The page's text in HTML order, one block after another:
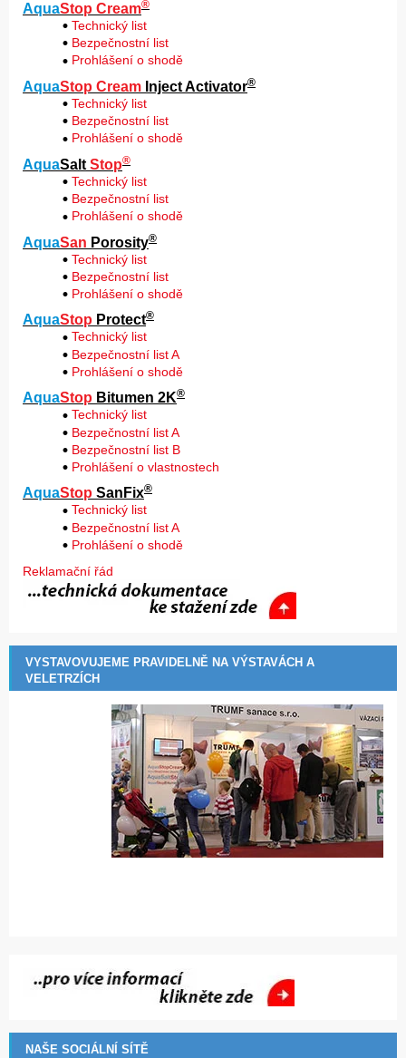
AquaStop Cream®
Technický list
Bezpečnostní list
Prohlášení o shodě
AquaStop Cream Inject Activator®
Technický list
Bezpečnostní list
Prohlášení o shodě
AquaSalt Stop®
Technický list
Bezpečnostní list
Prohlášení o shodě
AquaSan Porosity®
Technický list
Bezpečnostní list
Prohlášení o shodě
AquaStop Protect®
Technický list
Bezpečnostní list A
Prohlášení o shodě
AquaStop Bitumen 2K®
Technický list
Bezpečnostní list A
Bezpečnostní list B
Prohlášení o vlastnostech
AquaStop SanFix®
Technický list
Bezpečnostní list A
Prohlášení o shodě
Reklamační řád
VYSTAVOVUJEME PRAVIDELNĚ NA VÝSTAVÁCH A
VELETRZÍCH
NAŠE SOCIÁLNÍ SÍTĚ